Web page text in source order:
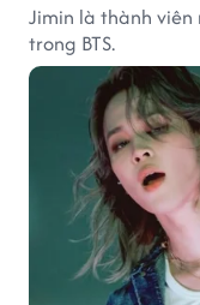
Jimin là thành
trong BTS.